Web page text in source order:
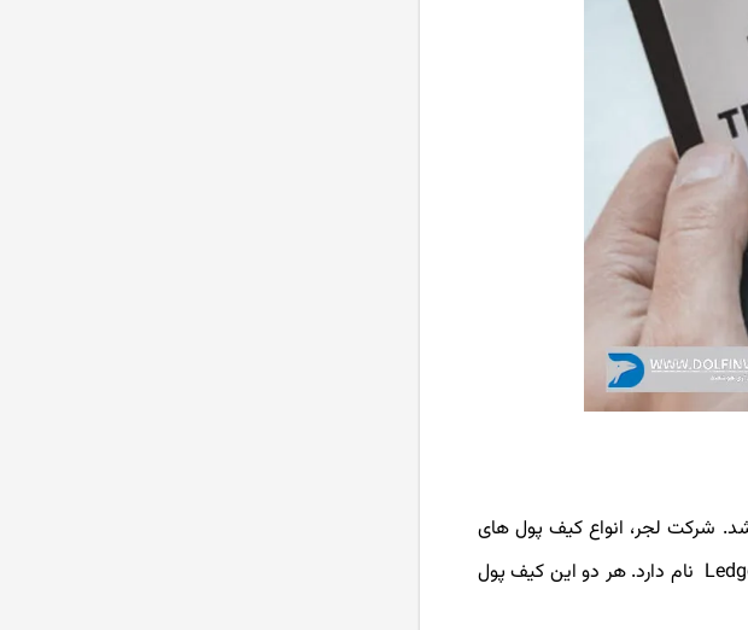
شرکت لجر، انواع کیف پول های
سخت افزاری را وارد بازار کرده است که دو مدل از معروف ترین های آن Ledger Nano S plus و Ledger Nano X نام دارد. هر دو این کیف پول